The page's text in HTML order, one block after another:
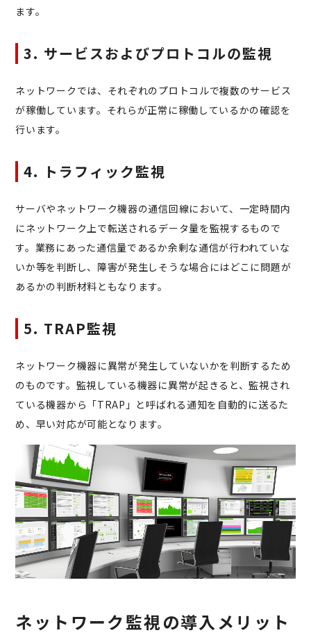
ます。
3. サービスおよびプロトコルの監視
ネットワークでは、それぞれのプロトコルで複数のサービス
が稼働しています。それらが正常に稼働しているかの確認を
行います。
4. トラフィック監視
サーバやネットワーク機器の通信回線において、一定時間内
にネットワーク上で転送されるデータ量を監視するもので
す。業務にあった通信量であるか余剰な通信が行われていな
いか等を判断し、障害が発生しそうな場合にはどこに問題が
あるかの判断材料ともなります。
5. TRAP監視
ネットワーク機器に異常が発生していないかを判断するため
のものです。監視している機器に異常が起きると、監視され
ている機器から「TRAP」と呼ばれる通知を自動的に送るた
め、早い対応が可能となります。
ネットワーク監視の導入メリット